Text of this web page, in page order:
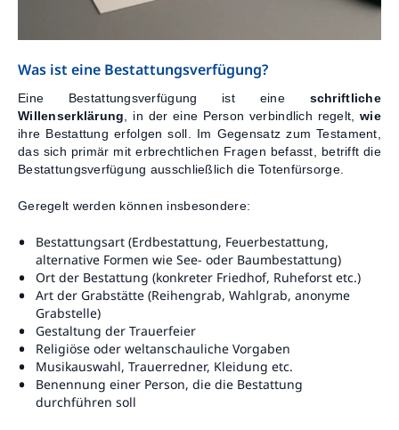
Was ist eine Bestattungsverfügung?
Eine Bestattungsverfügung ist eine schriftliche
Willenserklärung , in der eine Person verbindlich regelt,wie
ihre Bestattung erfolgen soll. Im Gegensatz zum Testament,
das sich primär mit erbrechtlichen Fragen befasst, betrifft die
Bestattungsverfügung ausschließlich die Totenfürsorge.
Geregelt werden können insbesondere:
Bestattungsart (Erdbestattung, Feuerbestattung,
alternative Formen wie See- oder Baumbestattung)
Ort der Bestattung (konkreter Friedhof, Ruheforst etc.)
Art der Grabstätte (Reihengrab, Wahlgrab, anonyme
Grabstelle)
Gestaltung der Trauerfeier
Religiöse oder weltanschauliche Vorgaben
Musikauswahl, Trauerredner, Kleidung etc.
Benennung einer Person, die die Bestattung
durchführen soll